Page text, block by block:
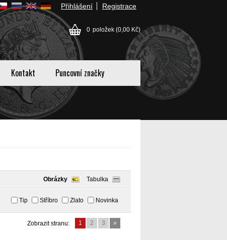
Přihlášení Registrace
0 položek (0,00 Kč)
Kontakt Puncovní značky
Obrázky Tabulka
Tip Stříbro Zlato Novinka
Zobrazit stranu: 1 2 3 »